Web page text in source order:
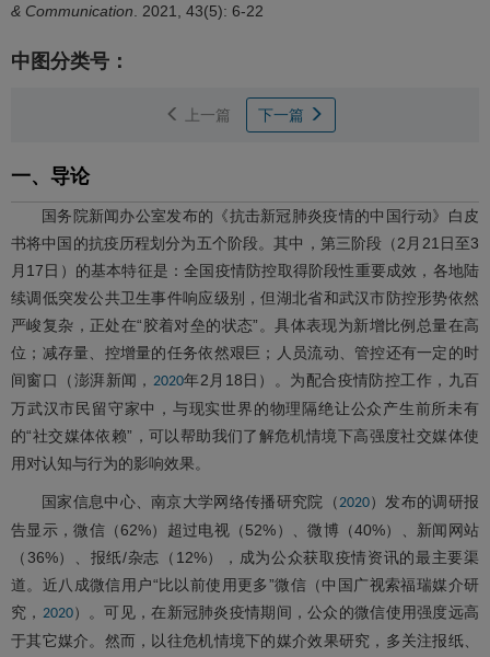
& Communication . 2021, 43(5): 6-22
中图分类号：
上一篇 下一篇
一、导论
国务院新闻办公室发布的《抗击新冠肺炎疫情的中国行动》白皮
书将中国的抗疫历程划分为五个阶段。其中，第三阶段（2月21日至3
月17日）的基本特征是：全国疫情防控取得阶段性重要成效，各地陆
续调低突发公共卫生事件响应级别，但湖北省和武汉市防控形势依然
严峻复杂，正处在“胶着对垒的状态”。具体表现为新增比例总量在高
位；减存量、控增量的任务依然艰巨；人员流动、管控还有一定的时
间窗口（澎湃新闻， 2020年2月18日）。为配合疫情防控工作，九百
万武汉市民留守家中，与现实世界的物理隔绝让公众产生前所未有
的“社交媒体依赖”，可以帮助我们了解危机情境下高强度社交媒体使
用对认知与行为的影响效果。
国家信息中心、南京大学网络传播研究院（2020）发布的调研报
告显示，微信（62%）超过电视（52%）、微博（40%）、新闻网站
（36%）、报纸/杂志（12%），成为公众获取疫情资讯的最主要渠
道。近八成微信用户“比以前使用更多”微信（中国广视索福瑞媒介研
究， 2020）。可见，在新冠肺炎疫情期间，公众的微信使用强度远高
于其它媒介。然而，以往危机情境下的媒介效果研究，多关注报纸、